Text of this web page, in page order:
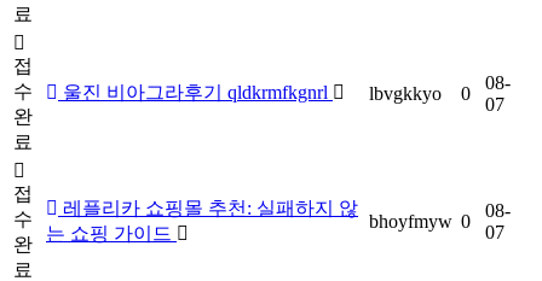
료
접
수
완
료
울진 비아그라후기 qldkrmfkgnrl lbvgkkyo 0
08-
07
접
수
완
료
레플리카 쇼핑몰 추천: 실패하지 않
는 쇼핑 가이드
bhoyfmyw 0
08-
07